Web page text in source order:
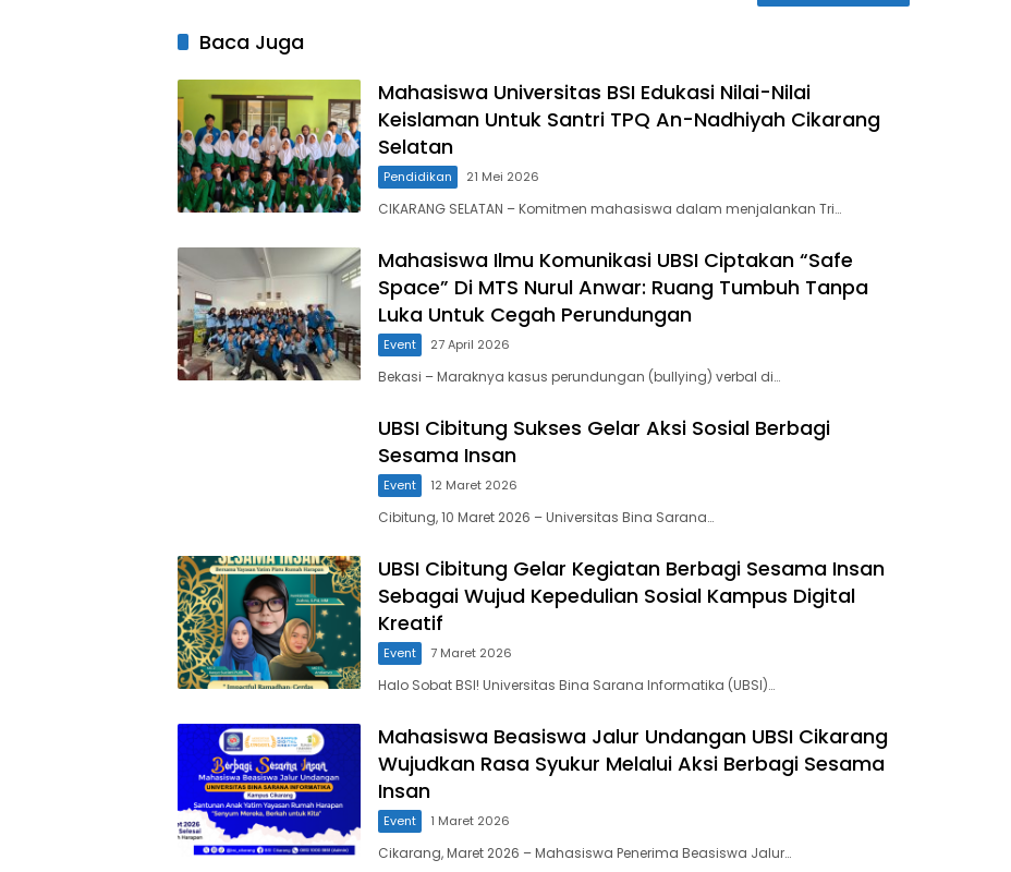
Baca Juga
Mahasiswa Universitas BSI Edukasi Nilai-Nilai
Keislaman Untuk Santri TPQ An-Nadhiyah Cikarang
Selatan
Pendidikan 21 Mei 2026
CIKARANG SELATAN – Komitmen mahasiswa dalam menjalankan Tri…
Mahasiswa Ilmu Komunikasi UBSI Ciptakan “Safe
Space” Di MTS Nurul Anwar: Ruang Tumbuh Tanpa
Luka Untuk Cegah Perundungan
Event 27 April 2026
Bekasi – Maraknya kasus perundungan (bullying) verbal di…
UBSI Cibitung Sukses Gelar Aksi Sosial Berbagi
Sesama Insan
Event 12 Maret 2026
Cibitung, 10 Maret 2026 – Universitas Bina Sarana…
UBSI Cibitung Gelar Kegiatan Berbagi Sesama Insan
Sebagai Wujud Kepedulian Sosial Kampus Digital
Kreatif
Event 7 Maret 2026
Halo Sobat BSI! Universitas Bina Sarana Informatika (UBSI)…
Mahasiswa Beasiswa Jalur Undangan UBSI Cikarang
Wujudkan Rasa Syukur Melalui Aksi Berbagi Sesama
Insan
Event 1 Maret 2026
Cikarang, Maret 2026 – Mahasiswa Penerima Beasiswa Jalur…